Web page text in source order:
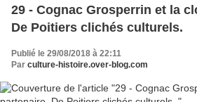
29 - Cognac Grosperrin et la
De Poitiers clichés culturels.
Publié le 29/08/2018 à 22:11
Par culture-histoire.over-blog.com